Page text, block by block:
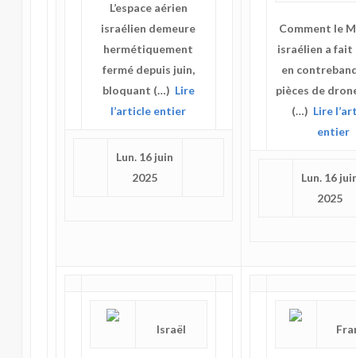
L’espace aérien
israélien demeure
hermétiquement
fermé depuis juin,
bloquant (…) Lire
l’article entier
Lun. 16 juin
2025
Comment le
israélien a fait
en
pièces de
(…) Lire
entier
Lun. 16
2025
Israël